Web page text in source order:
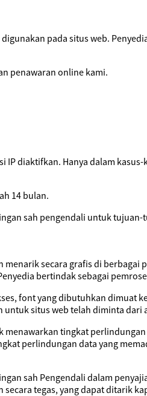
digunakan pada situs web.
penawaran online kami.
IP diaktifkan. Hanya dalam
14 bulan.
sah pengendali untuk
secara grafis di
bertindak sebagai
font yang dibutuhkan dimuat
situs web telah diminta dari
tingkat
perlindungan data yang
sah Pengendali dalam
tegas, yang dapat ditarik